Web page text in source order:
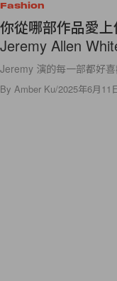
Fashion
你從哪部作品愛
Jeremy Allen
Jeremy 演的每一部都好喜
By Amber Ku/2025年6月11